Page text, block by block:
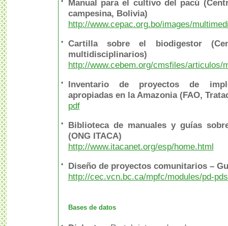
Manual para el cultivo del pacú
campesina, Bolivia)
http://www.cepac.org.bo/images/
•
Cartilla sobre el biodigestor
multidisciplinarios)
http://www.cebem.org/cmsfiles/articulos/
•
Inventario de proyectos de
apropiadas en la Amazonia (FAO,
pdf
•
Biblioteca de manuales y guías
(ONG ITACA)
http://www.itacanet.org/esp/home.html
•
Diseño de proyectos comunitarios –
http://cec.vcn.bc.ca/mpfc/modules/pd-
Bases de datos